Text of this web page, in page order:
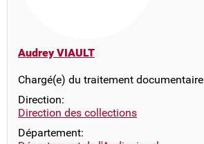
Audrey VIAULT
Chargé(e) du traitement documentaire
Direction:
Direction des collections
Département: